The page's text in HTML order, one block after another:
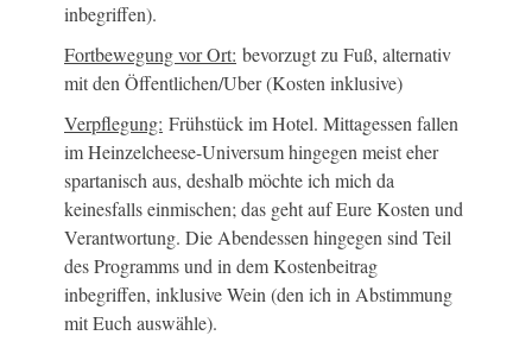
inbegriffen).
Fortbewegung vor Ort: bevorzugt zu Fuß, alternativ
mit den Öffentlichen/Uber (Kosten inklusive)
Verpflegung: Frühstück im Hotel. Mittagessen fallen
im Heinzelcheese-Universum hingegen meist eher
spartanisch aus, deshalb möchte ich mich da
keinesfalls einmischen; das geht auf Eure Kosten und
Verantwortung. Die Abendessen hingegen sind Teil
des Programms und in dem Kostenbeitrag
inbegriffen, inklusive Wein (den ich in Abstimmung
mit Euch auswähle).